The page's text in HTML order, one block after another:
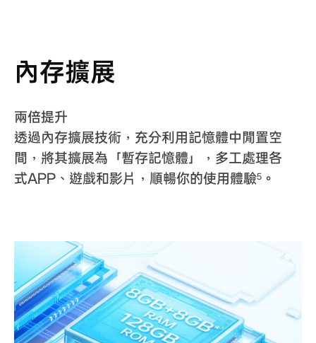
內存擴展
兩倍提升
透過內存擴展技術，充分利用記憶體中閒置空
間，將其擴展為「暫存記憶體」，多工處理各
式APP、遊戲和影片，順暢你的使用體驗5。